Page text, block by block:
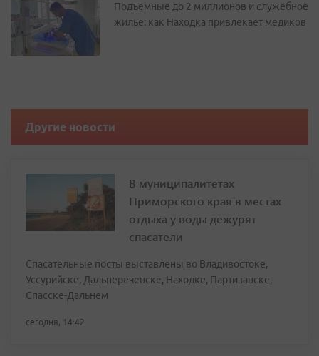
Подъемные до 2 миллионов и служебное
жилье: как Находка привлекает медиков
Другие новости
В муниципалитетах
Приморского края в местах
отдыха у воды дежурят
спасатели
Спасательные посты выставлены во Владивостоке,
Уссурийске, Дальнереченске, Находке, Партизанске,
Спасске-Дальнем
сегодня, 14:42